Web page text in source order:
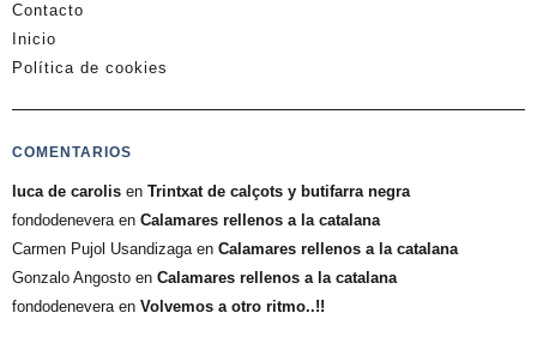
Contacto
Inicio
Política de cookies
COMENTARIOS
luca de carolis en Trintxat de calçots y butifarra negra
fondodeneveraen Calamares rellenos a la catalana
Carmen Pujol Usandizagaen Calamares rellenos a la catalana
Gonzalo Angosto en Calamares rellenos a la catalana
fondodeneveraen Volvemos a otro ritmo..!!